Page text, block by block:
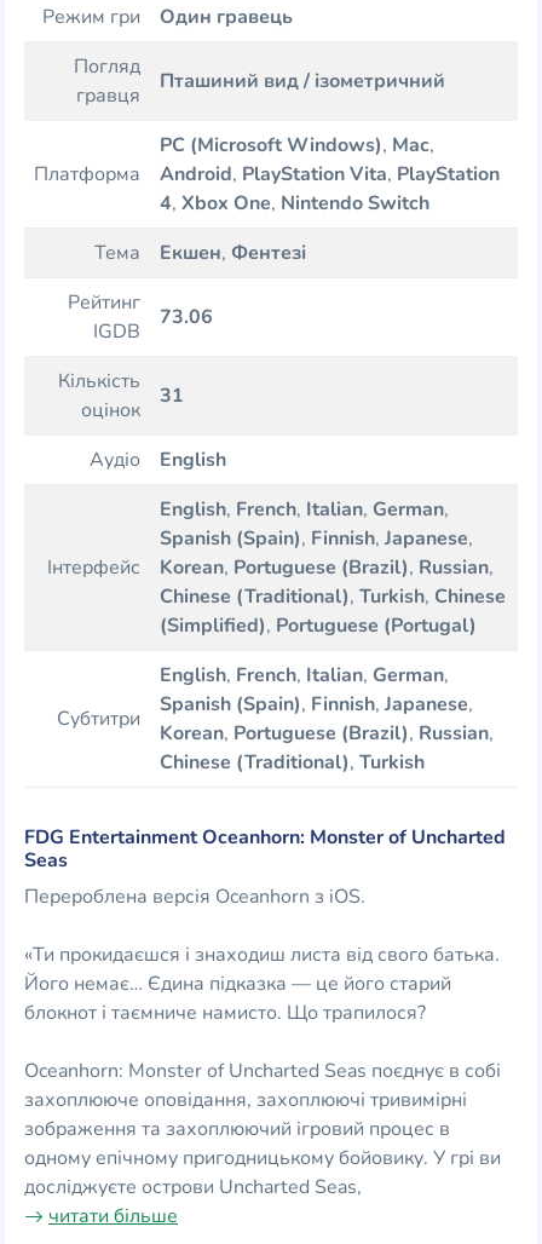
Режим гри
Один гравець
Погляд
гравця
Пташиний вид / ізометричний
Платформа
PC (Microsoft Windows), Mac,
Android, PlayStation Vita, PlayStation
4, Xbox One, Nintendo Switch
Тема
Екшен, Фентезі
Рейтинг
IGDB
73.06
Кількість
оцінок
31
Аудіо English
Інтерфейс
English, French, Italian, German,
Spanish (Spain), Finnish, Japanese,
Korean, Portuguese (Brazil), Russian,
Chinese (Traditional), Turkish, Chinese
(Simplified), Portuguese (Portugal)
Субтитри
English, French, Italian, German,
Spanish (Spain), Finnish, Japanese,
Korean, Portuguese (Brazil), Russian,
Chinese (Traditional), Turkish
FDG Entertainment Oceanhorn: Monster of Uncharted
Seas
Перероблена версія Oceanhorn з iOS.
«Ти прокидаєшся і знаходиш листа від свого батька.
Його немає… Єдина підказка — це його старий
блокнот і таємниче намисто. Що трапилося?
Oceanhorn: Monster of Uncharted Seas поєднує в собі
захоплююче оповідання, захоплюючі тривимірні
зображення та захоплюючий ігровий процес в
одному епічному пригодницькому бойовику. У грі ви
досліджуєте острови Uncharted Seas,
читати більше